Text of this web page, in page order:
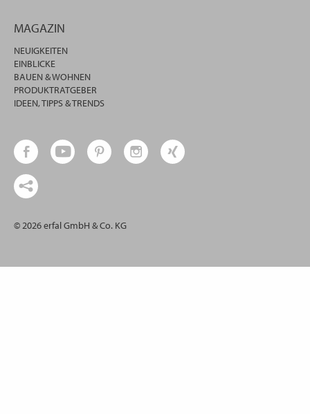
MAGAZIN
NEUIGKEITEN
EINBLICKE
BAUEN & WOHNEN
PRODUKTRATGEBER
IDEEN, TIPPS & TRENDS
© 2026 erfal GmbH & Co. KG